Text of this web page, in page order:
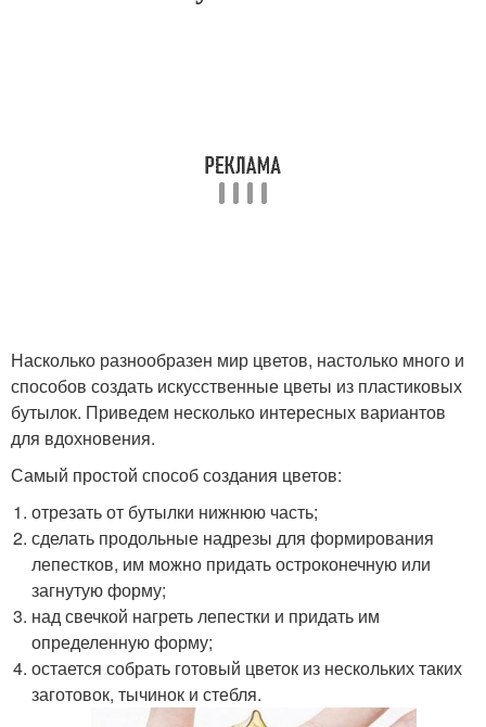
Насколько разнообразен мир цветов, настолько много и
способов создать искусственные цветы из пластиковых
бутылок. Приведем несколько интересных вариантов
для вдохновения.
Самый простой способ создания цветов:
отрезать от бутылки нижнюю часть;
сделать продольные надрезы для формирования
лепестков, им можно придать остроконечную или
загнутую форму;
над свечкой нагреть лепестки и придать им
определенную форму;
остается собрать готовый цветок из нескольких таких
заготовок, тычинок и стебля.